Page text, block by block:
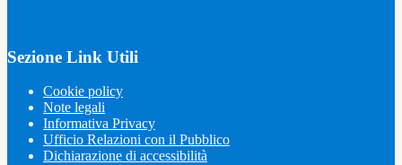
Sezione Link Utili
Cookie policy
Note legali
Informativa Privacy
Ufficio Relazioni con il Pubblico
Dichiarazione di accessibilità